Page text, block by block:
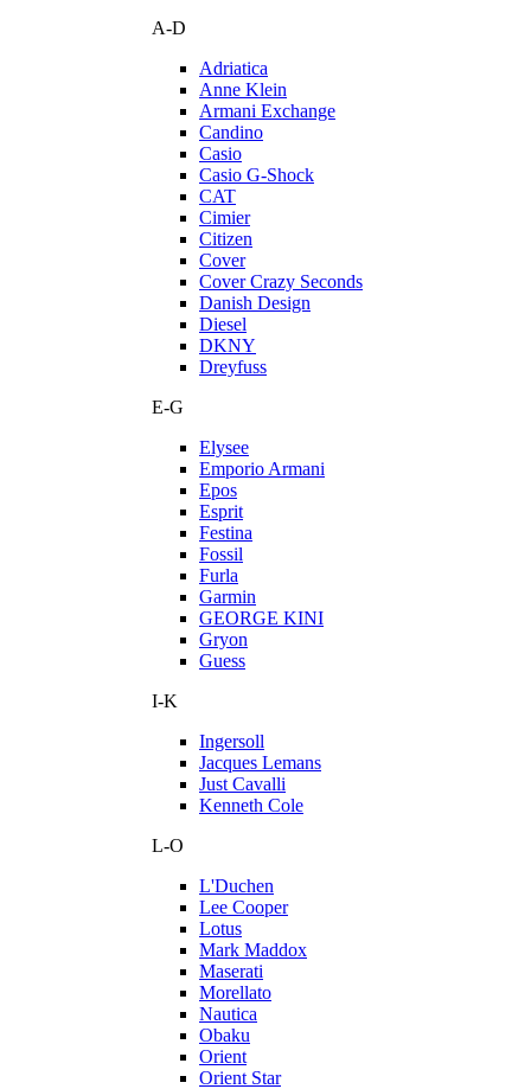
A-D
Adriatica
Anne Klein
Armani Exchange
Candino
Casio
Casio G-Shock
CAT
Cimier
Citizen
Cover
Cover Crazy Seconds
Danish Design
Diesel
DKNY
Dreyfuss
E-G
Elysee
Emporio Armani
Epos
Esprit
Festina
Fossil
Furla
Garmin
GEORGE KINI
Gryon
Guess
I-K
Ingersoll
Jacques Lemans
Just Cavalli
Kenneth Cole
L-O
L'Duchen
Lee Cooper
Lotus
Mark Maddox
Maserati
Morellato
Nautica
Obaku
Orient
Orient Star